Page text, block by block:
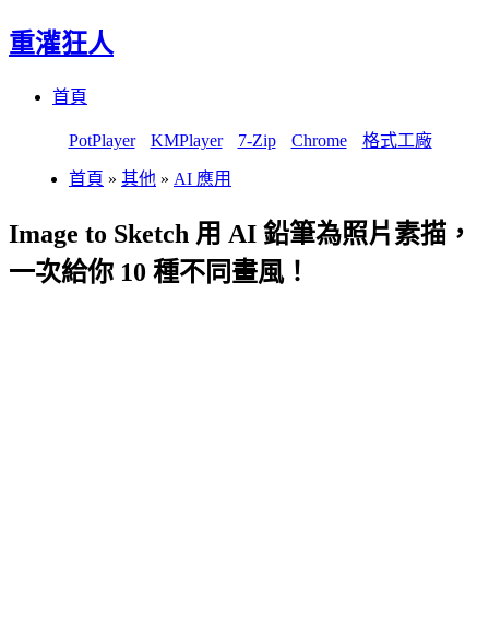
重灌狂人
首頁
PotPlayer KMPlayer 7-Zip Chrome 格式工廠
首頁 » 其他 » AI 應用
Image to Sketch 用 AI 鉛筆為照片素描，
一次給你 10 種不同畫風！